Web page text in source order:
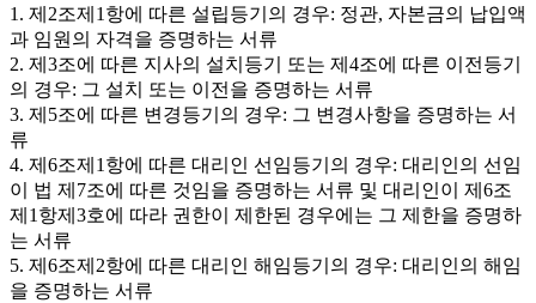
1. 제2조제1항에 따른 설립등기의 경우: 정관, 자본금의 납입액
과 임원의 자격을 증명하는 서류
2. 제3조에 따른 지사의 설치등기 또는 제4조에 따른 이전등기
의 경우: 그 설치 또는 이전을 증명하는 서류
3. 제5조에 따른 변경등기의 경우: 그 변경사항을 증명하는 서
류
4. 제6조제1항에 따른 대리인 선임등기의 경우: 대리인의 선임
이 법 제7조에 따른 것임을 증명하는 서류 및 대리인이 제6조
제1항제3호에 따라 권한이 제한된 경우에는 그 제한을 증명하
는 서류
5. 제6조제2항에 따른 대리인 해임등기의 경우: 대리인의 해임
을 증명하는 서류